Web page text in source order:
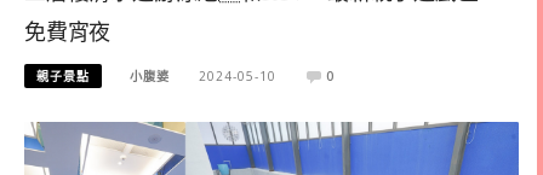
免費宵夜
親子景點 小腹婆 2024-05-10 0